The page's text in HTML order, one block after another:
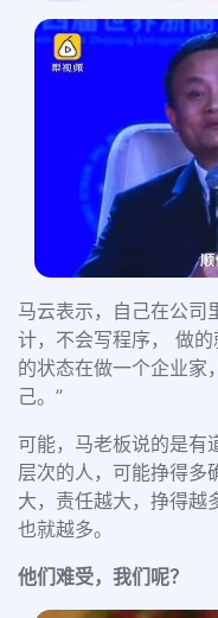
马云表示，自己在公司
计，不会写程序， 做
的状态在做一个企业家
己。”
可能，马老板说的是有
层次的人，可能挣得多
大，责任越大， 挣得越
也就越多。
他们难受，我们呢？